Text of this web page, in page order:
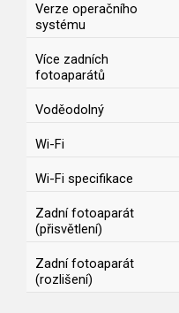
Verze operačního
systému
Více zadních
fotoaparátů
Voděodolný
Wi-Fi
Wi-Fi specifikace
Zadní fotoaparát
(přisvětlení)
Zadní fotoaparát
(rozlišení)